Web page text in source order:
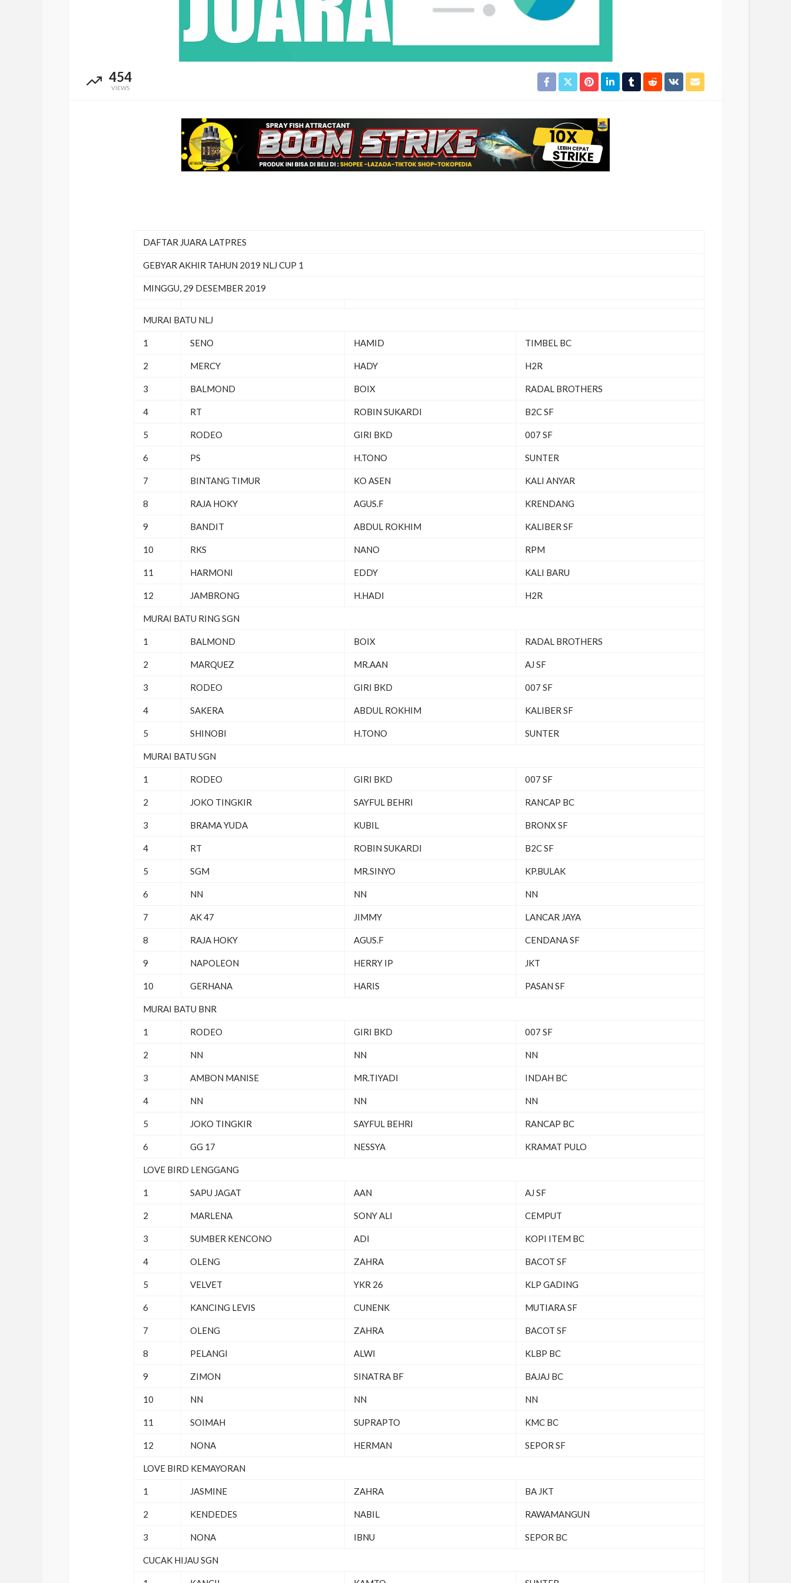
454
VIEWS
DAFTAR JUARA LATPRES
GEBYAR AKHIR TAHUN 2019 NLJ CUP 1
MINGGU, 29 DESEMBER 2019
MURAI BATU NLJ
1 SENO HAMID TIMBEL BC
2 MERCY HADY H2R
3 BALMOND BOIX RADAL BROTHERS
4 RT ROBIN SUKARDI B2C SF
5 RODEO GIRI BKD 007 SF
6 PS H.TONO SUNTER
7 BINTANG TIMUR KO ASEN KALI ANYAR
8 RAJA HOKY AGUS.F KRENDANG
9 BANDIT ABDUL ROKHIM KALIBER SF
10 RKS NANO RPM
11 HARMONI EDDY KALI BARU
12 JAMBRONG H.HADI H2R
MURAI BATU RING SGN
1 BALMOND BOIX RADAL BROTHERS
2 MARQUEZ MR.AAN AJ SF
3 RODEO GIRI BKD 007 SF
4 SAKERA ABDUL ROKHIM KALIBER SF
5 SHINOBI H.TONO SUNTER
MURAI BATU SGN
1 RODEO GIRI BKD 007 SF
2 JOKO TINGKIR SAYFUL BEHRI RANCAP BC
3 BRAMA YUDA KUBIL BRONX SF
4 RT ROBIN SUKARDI B2C SF
5 SGM MR.SINYO KP.BULAK
6 NN NN NN
7 AK 47 JIMMY LANCAR JAYA
8 RAJA HOKY AGUS.F CENDANA SF
9 NAPOLEON HERRY IP JKT
10 GERHANA HARIS PASAN SF
MURAI BATU BNR
1 RODEO GIRI BKD 007 SF
2 NN NN NN
3 AMBON MANISE MR.TIYADI INDAH BC
4 NN NN NN
5 JOKO TINGKIR SAYFUL BEHRI RANCAP BC
6 GG 17 NESSYA KRAMAT PULO
LOVE BIRD LENGGANG
1 SAPU JAGAT AAN AJ SF
2 MARLENA SONY ALI CEMPUT
3 SUMBER KENCONO ADI KOPI ITEM BC
4 OLENG ZAHRA BACOT SF
5 VELVET YKR 26 KLP GADING
6 KANCING LEVIS CUNENK MUTIARA SF
7 OLENG ZAHRA BACOT SF
8 PELANGI ALWI KLBP BC
9 ZIMON SINATRA BF BAJAJ BC
10 NN NN NN
11 SOIMAH SUPRAPTO KMC BC
12 NONA HERMAN SEPOR SF
LOVE BIRD KEMAYORAN
1 JASMINE ZAHRA BA JKT
2 KENDEDES NABIL RAWAMANGUN
3 NONA IBNU SEPOR BC
CUCAK HIJAU SGN